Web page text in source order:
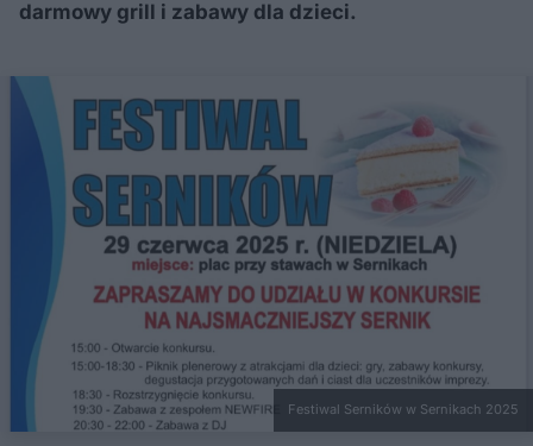
darmowy grill i zabawy dla dzieci.
Festiwal Serników w Sernikach 2025